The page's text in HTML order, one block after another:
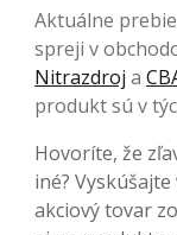
Aktuálne
spreji v
Nitrazdroj a
produkt sú v
Hovoríte, že
iné?
akciový tovar